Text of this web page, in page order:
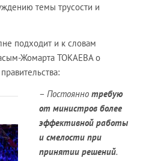
темы трусости и
подходит и к словам
Жомарта ТОКАЕВА о
– Постоянно требую
от министров более
эффективной работы
и смелости при
принятии решений.